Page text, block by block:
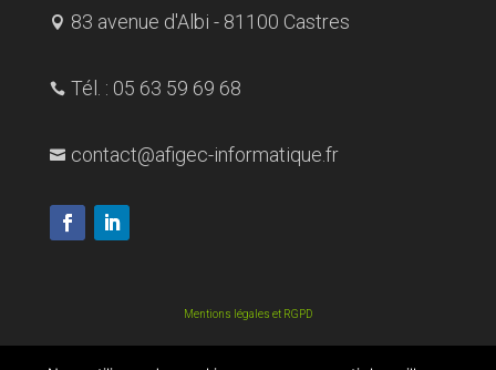
 83 avenue d'Albi - 81100 Castres
 Tél. : 05 63 59 69 68
 contact@afigec-informatique.fr
Mentions légales et RGPD
© 2021 AFIGEC Informatique. Tous droits réservés.